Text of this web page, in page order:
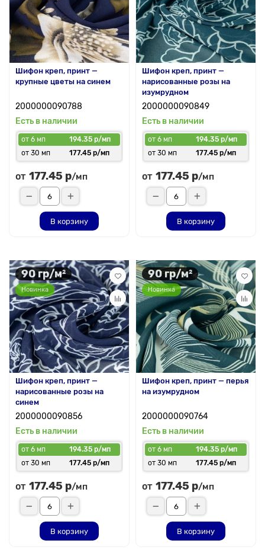
Шифон креп, принт —
крупные цветы на синем
2000000090788
Есть в наличии
от 6 мп
194.35 р/мп
от 30 мп
177.45 р/мп
от 177.45 р/мп
В корзину
Шифон креп, принт —
нарисованные розы на
изумрудном
2000000090849
Есть в наличии
от 6 мп
194.35 р/мп
от 30 мп
177.45 р/мп
от 177.45 р/мп
В корзину
90 гр/м²
Новинка
Шифон креп, принт —
нарисованные розы на
синем
2000000090856
Есть в наличии
от 6 мп
194.35 р/мп
от 30 мп
177.45 р/мп
от 177.45 р/мп
В корзину
90 гр/м²
Новинка
Шифон креп, принт — перья
на изумрудном
2000000090764
Есть в наличии
от 6 мп
194.35 р/мп
от 30 мп
177.45 р/мп
от 177.45 р/мп
В корзину